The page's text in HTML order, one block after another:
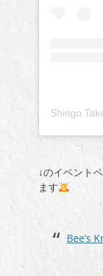
↓のイベント
ます
Bee’s